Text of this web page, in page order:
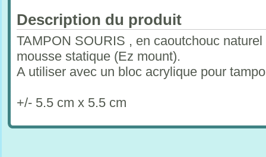
Description du produit
TAMPON SOURIS , en caoutchouc
mousse statique (Ez mount).
A utiliser avec un bloc acrylique pour
+/- 5.5 cm x 5.5 cm